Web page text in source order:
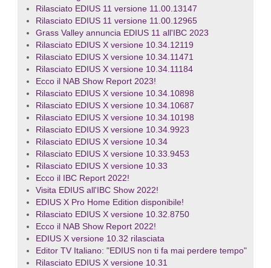
Rilasciato EDIUS 11 versione 11.00.13147
Rilasciato EDIUS 11 versione 11.00.12965
Grass Valley annuncia EDIUS 11 all'IBC 2023
Rilasciato EDIUS X versione 10.34.12119
Rilasciato EDIUS X versione 10.34.11471
Rilasciato EDIUS X versione 10.34.11184
Ecco il NAB Show Report 2023!
Rilasciato EDIUS X versione 10.34.10898
Rilasciato EDIUS X versione 10.34.10687
Rilasciato EDIUS X versione 10.34.10198
Rilasciato EDIUS X versione 10.34.9923
Rilasciato EDIUS X versione 10.34
Rilasciato EDIUS X versione 10.33.9453
Rilasciato EDIUS X versione 10.33
Ecco il IBC Report 2022!
Visita EDIUS all'IBC Show 2022!
EDIUS X Pro Home Edition disponibile!
Rilasciato EDIUS X versione 10.32.8750
Ecco il NAB Show Report 2022!
EDIUS X versione 10.32 rilasciata
Editor TV Italiano: "EDIUS non ti fa mai perdere tempo"
Rilasciato EDIUS X versione 10.31